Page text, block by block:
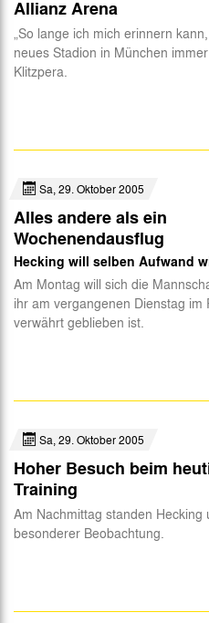
Allianz Arena
„So lange ich mich erinnern
neues Stadion in München
Klitzpera.
Sa, 29. Oktober 2005
Alles andere als ein
Wochenendausflug
Hecking will selben Aufwand
Am Montag will sich die
ihr am vergangenen Dienstag im
verwährt geblieben ist.
Sa, 29. Oktober 2005
Hoher Besuch beim
Training
Am Nachmittag standen Hecking
besonderer Beobachtung.